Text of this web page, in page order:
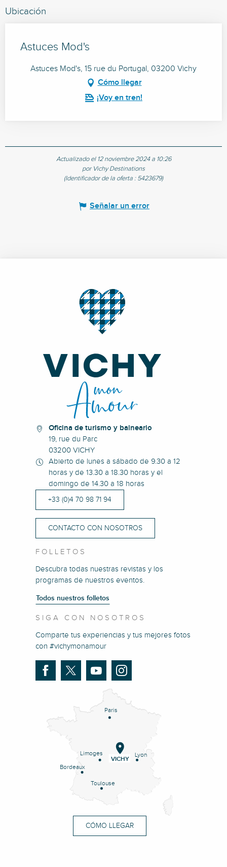
Ubicación
Astuces Mod's
Astuces Mod's, 15 rue du Portugal, 03200 Vichy
Cómo llegar
¡Voy en tren!
Actualizado el 12 noviembre 2024 a 10:26
por Vichy Destinations
(Identificador de la oferta : 5423679)
Señalar un error
Oficina de turismo y balneario
19, rue du Parc
03200 VICHY
Abierto de lunes a sábado de 9.30 a 12
horas y de 13.30 a 18.30 horas y el
domingo de 14.30 a 18 horas
+33 (0)4 70 98 71 94
CONTACTO CON NOSOTROS
FOLLETOS
Descubra todas nuestras revistas y los
programas de nuestros eventos.
Todos nuestros folletos
SIGA CON NOSOTROS
Comparte tus experiencias y tus mejores fotos
con #vichymonamour
Paris
Lyon
Limoges
Bordeaux
Toulouse
VICHY
CÓMO LLEGAR